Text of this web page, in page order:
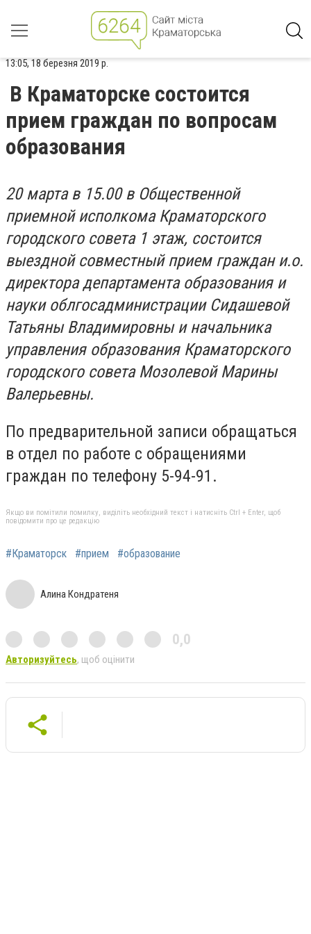
13:05, 18 березня 2019 р.
В Краматорске состоится
прием граждан по вопросам
образования
20 марта в 15.00 в Общественной
приемной исполкома Краматорского
городского совета 1 этаж, состоится
выездной совместный прием граждан и.о.
директора департамента образования и
науки облгосадминистрации Сидашевой
Татьяны Владимировны и начальника
управления образования Краматорского
городского совета Мозолевой Марины
Валерьевны.
По предварительной записи обращаться
в отдел по работе с обращениями
граждан по телефону 5-94-91.
Якщо ви помітили помилку, виділіть необхідний текст і натисніть Ctrl + Enter, щоб
повідомити про це редакцію
#Краматорск #прием #образование
Алина Кондратеня
0,0
Авторизуйтесь, щоб оцінити